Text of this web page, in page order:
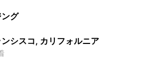
グ
シスコ, カリフォルニア